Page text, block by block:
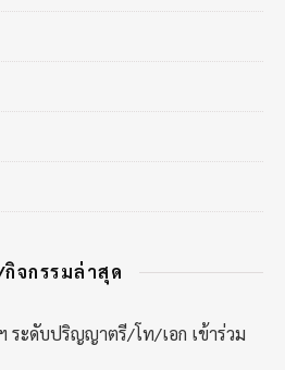
จกรรมล่าสุด
ระดับปริญญาตรี/โท/เอก เข้าร่วม